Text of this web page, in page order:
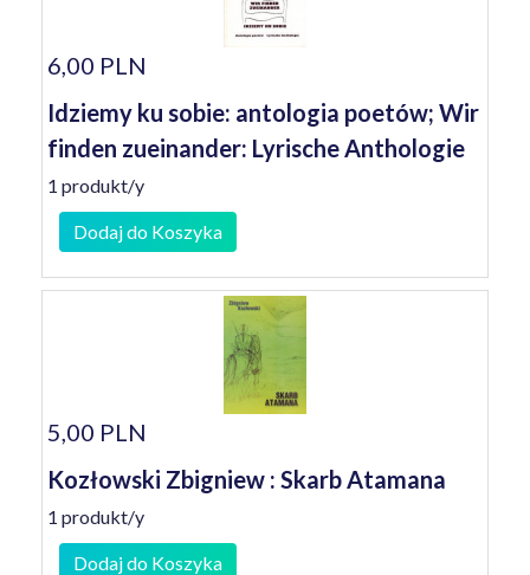
6,00 PLN
Idziemy ku sobie: antologia poetów; Wir
finden zueinander: Lyrische Anthologie
1 produkt/y
Dodaj do Koszyka
5,00 PLN
Kozłowski Zbigniew : Skarb Atamana
1 produkt/y
Dodaj do Koszyka